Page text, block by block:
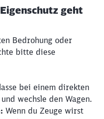
geht
Bedrohung oder
bitte diese
bei einem direkten
wechsle den Wagen.
Wenn du Zeuge wirst